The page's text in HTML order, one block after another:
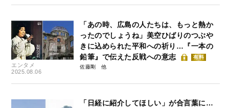
エンタメ
2025.08.06
「あの時、広島の人たちは、もっと熱か
ったのでしょうね」美空ひばりのつぶや
きに込められた平和への祈り…『一本の
鉛筆』で伝えた反戦への意志
有料
佐藤剛
「日経に紹介してほしい」が合言葉に…